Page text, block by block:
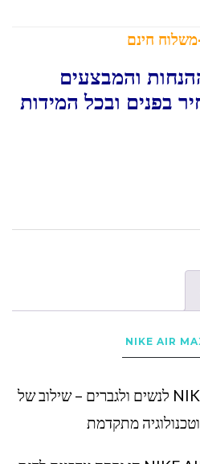
והמבצעים
בפנים ובכל המידות
NIKE AIR
NIKE AIR MAX 97 Futura לנשים ולגברים – שילוב של
מתקדמת